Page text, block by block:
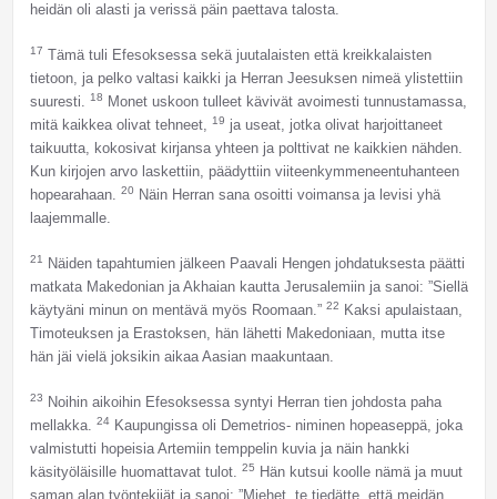
heidän oli alasti ja verissä päin paettava talosta.
17 Tämä tuli Efesoksessa sekä juutalaisten että kreikkalaisten
tietoon, ja pelko valtasi kaikki ja Herran Jeesuksen nimeä ylistettiin
suuresti. 18
Monet uskoon tulleet kävivät avoimesti tunnustamassa,
mitä kaikkea olivat tehneet, 19 ja useat, jotka olivat harjoittaneet
taikuutta, kokosivat kirjansa yhteen ja polttivat ne kaikkien nähden.
Kun kirjojen arvo laskettiin, päädyttiin viiteenkymmeneentuhanteen
hopearahaan. 20
Näin Herran sana osoitti voimansa ja levisi yhä
laajemmalle.
21
Näiden tapahtumien jälkeen Paavali Hengen johdatuksesta päätti
matkata Makedonian ja Akhaian kautta Jerusalemiin ja sanoi: ”Siellä
käytyäni minun on mentävä myös Roomaan.” 22
Kaksi apulaistaan,
Timoteuksen ja Erastoksen, hän lähetti Makedoniaan, mutta itse
hän jäi vielä joksikin aikaa Aasian maakuntaan.
23
Noihin aikoihin Efesoksessa syntyi Herran tien johdosta paha
mellakka. 24Kaupungissa oli Demetrios- niminen hopeaseppä, joka
valmistutti hopeisia Artemiin temppelin kuvia ja näin hankki
käsityöläisille huomattavat tulot. 25
Hän kutsui koolle nämä ja muut
saman alan työntekijät ja sanoi: ”Miehet, te tiedätte, että meidän